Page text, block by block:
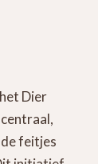
Dier
feitjes